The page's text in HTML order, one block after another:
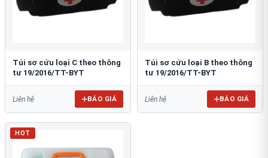
Túi sơ cứu loại C theo thông
tư 19/2016/TT-BYT
Liên hệ BÁO GIÁ
Túi sơ cứu loại B theo thông
tư 19/2016/TT-BYT
Liên hệ BÁO GIÁ
HOT